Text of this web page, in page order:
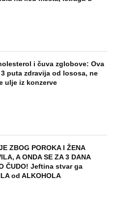
i čuva zglobove: Ova
puta zdravija od lososa, ne
ulje iz konzerve
ZBOG POROKA I ŽENA
A ONDA SE ZA 3 DANA
ČUDO! Jeftina stvar ga
od ALKOHOLA